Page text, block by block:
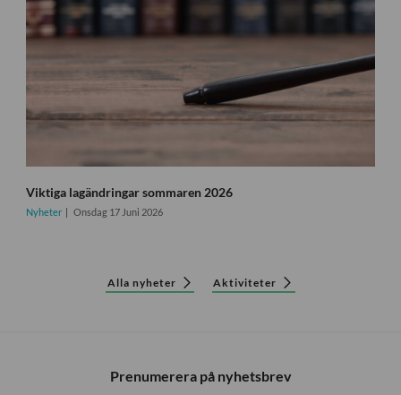
Viktiga lagändringar sommaren 2026
Nyheter Onsdag 17 Juni 2026
Alla nyheter Aktiviteter
Prenumerera på nyhetsbrev